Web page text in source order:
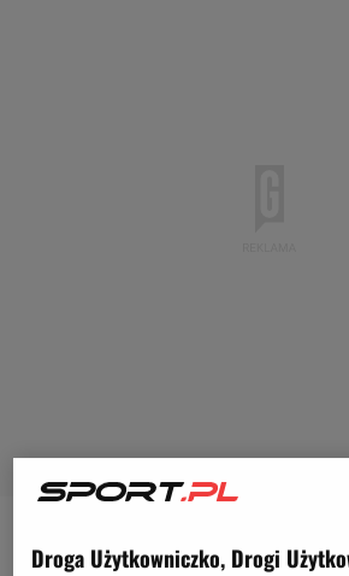
Aleksandar Vuković na piątkowej
Droga Użytkowniczko, Drogi